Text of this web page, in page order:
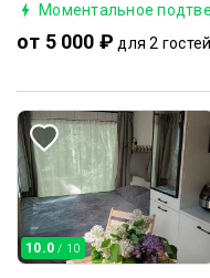
Моментальное
от 5 000 ₽ для 2 гостей
10.0 / 10